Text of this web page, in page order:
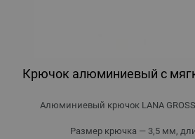
Крючок алюминиевый с
Алюминиевый крючок LANA
Размер крючка — 3,5 мм,